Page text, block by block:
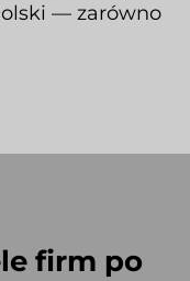
— zarówno
firm po